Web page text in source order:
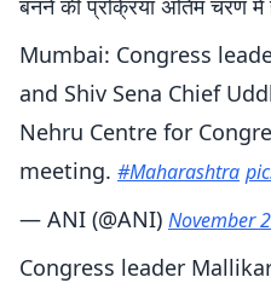
बनने की प्रक्रिया अंतिम चरण में
Mumbai: Congress
and Shiv Sena Chief
Nehru Centre for
meeting. #Maharashtra
— ANI (@ANI) November
Congress leader